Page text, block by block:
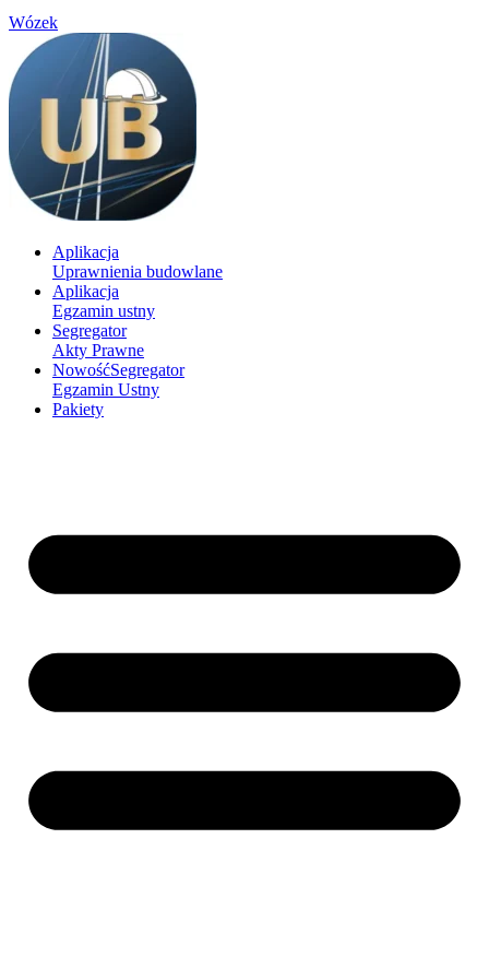
Wózek
Aplikacja
Uprawnienia budowlane
Aplikacja
Egzamin ustny
Segregator
Akty Prawne
NowośćSegregator
Egzamin Ustny
Pakiety